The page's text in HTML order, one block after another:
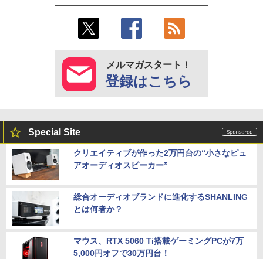
メルマガスタート！
登録はこちら
Special Site
クリエイティブが作った2万円台の“小さなピュ
アオーディオスピーカー”
総合オーディオブランドに進化するSHANLING
とは何者か？
マウス、RTX 5060 Ti搭載ゲーミングPCが7万
5,000円オフで30万円台！